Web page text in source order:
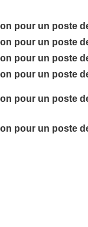
pour un poste
pour un poste
pour un poste
pour un poste
pour un poste
pour un poste